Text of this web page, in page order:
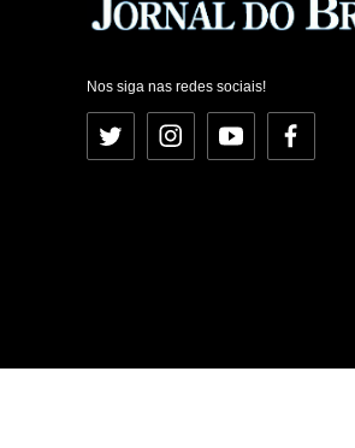
Nos siga nas redes sociais!
Twitter InstagramYouTubeFacebook